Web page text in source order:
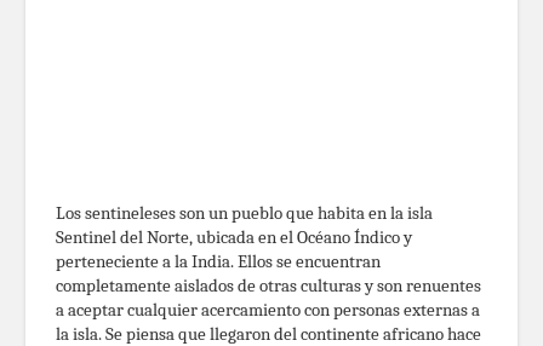
Los sentineleses son un pueblo que habita en la isla
Sentinel del Norte, ubicada en el Océano Índico y
perteneciente a la India. Ellos se encuentran
completamente aislados de otras culturas y son renuentes
a aceptar cualquier acercamiento con personas externas a
la isla. Se piensa que llegaron del continente africano hace